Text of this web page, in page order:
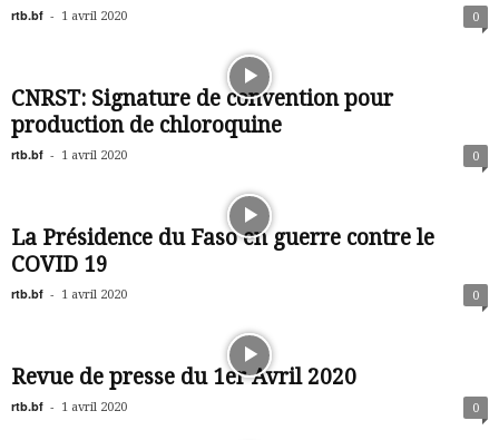
rtb.bf - 1 avril 2020 0
CNRST: Signature de convention pour
production de chloroquine
rtb.bf - 1 avril 2020 0
La Présidence du Faso en guerre contre le
COVID 19
rtb.bf - 1 avril 2020 0
Revue de presse du 1er Avril 2020
rtb.bf - 1 avril 2020 0